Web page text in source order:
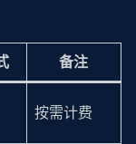
备注
按需计费